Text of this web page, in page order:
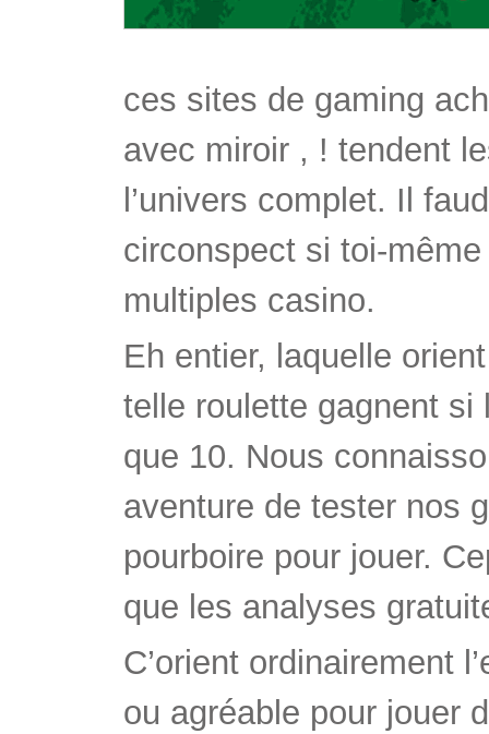
ces sites de gaming
avec miroir , ! tendent
l’univers complet. Il
circonspect si toi-
multiples casino.
Eh entier, laquelle
telle roulette gagnent si
que 10. Nous
aventure de tester nos
pourboire pour jouer.
que les analyses
C’orient ordinairement
ou agréable pour jouer